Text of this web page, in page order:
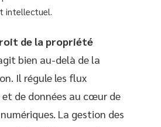
intellectuel.
de la propriété
bien au-delà de la
Il régule les flux
de données au cœur de
La gestion des